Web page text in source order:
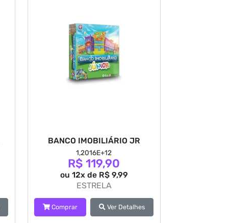
BANCO IMOBILIÁRIO JR
1,2016E+12
R$ 119,90
ou 12x de R$ 9,99
ESTRELA
Comprar Ver Detalhes